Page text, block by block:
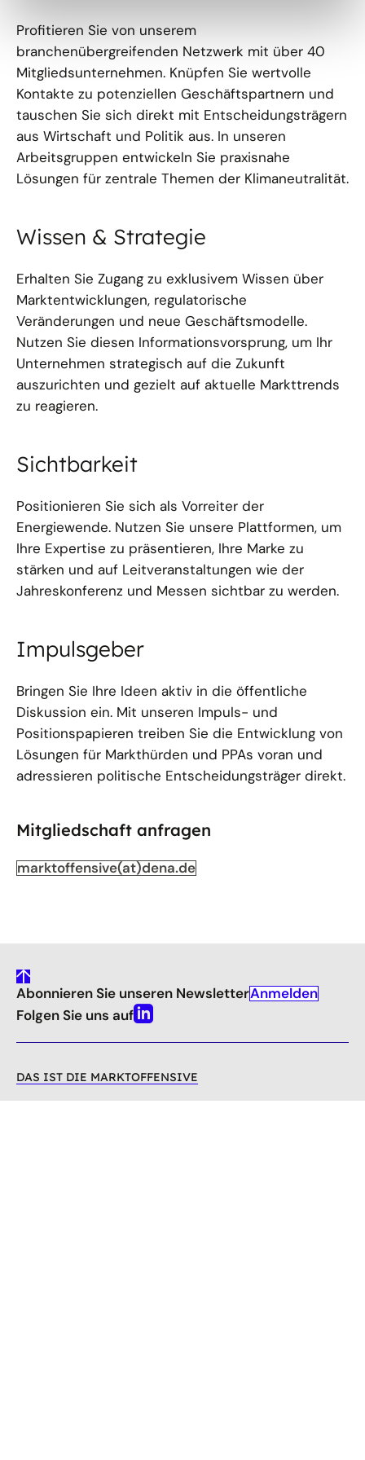
Profitieren Sie von unserem
branchenübergreifenden Netzwerk mit über 40
Mitgliedsunternehmen. Knüpfen Sie wertvolle
Kontakte zu potenziellen Geschäftspartnern und
tauschen Sie sich direkt mit Entscheidungsträgern
aus Wirtschaft und Politik aus. In unseren
Arbeitsgruppen entwickeln Sie praxisnahe
Lösungen für zentrale Themen der Klimaneutralität.
Wissen & Strategie
Erhalten Sie Zugang zu exklusivem Wissen über
Marktentwicklungen, regulatorische
Veränderungen und neue Geschäftsmodelle.
Nutzen Sie diesen Informationsvorsprung, um Ihr
Unternehmen strategisch auf die Zukunft
auszurichten und gezielt auf aktuelle Markttrends
zu reagieren.
Sichtbarkeit
Positionieren Sie sich als Vorreiter der
Energiewende. Nutzen Sie unsere Plattformen, um
Ihre Expertise zu präsentieren, Ihre Marke zu
stärken und auf Leitveranstaltungen wie der
Jahreskonferenz und Messen sichtbar zu werden.
Impulsgeber
Bringen Sie Ihre Ideen aktiv in die öffentliche
Diskussion ein. Mit unseren Impuls- und
Positionspapieren treiben Sie die Entwicklung von
Lösungen für Markthürden und PPAs voran und
adressieren politische Entscheidungsträger direkt.
Mitgliedschaft anfragen
marktoffensive(at)dena.de
gehe
nach
oben
Abonnieren Sie unseren NewsletterAnmelden
Folgen Sie uns aufLinkedin
DAS IST DIE MARKTOFFENSIVE